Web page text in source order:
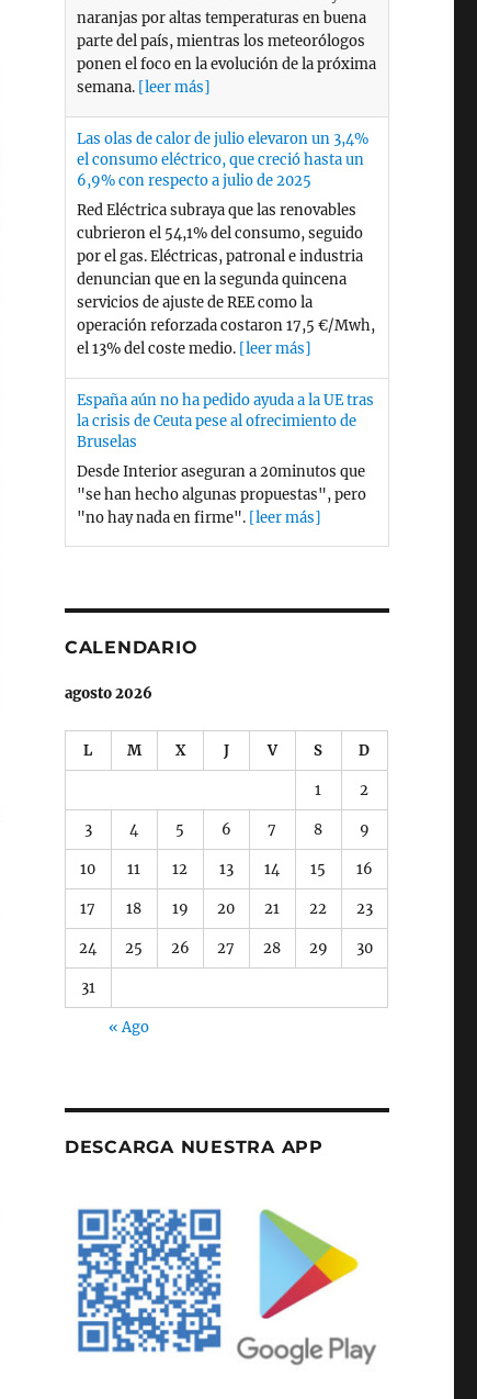
Red Eléctrica subraya que las renovables
cubrieron el 54,1% del consumo, seguido
por el gas. Eléctricas, patronal e industria
denuncian que en la segunda quincena
operación reforzada costaron 17,5 €/Mwh,
el 13% del coste medio.[leer más]
España aún no ha pedido ayuda a la UE tras
la crisis de Ceuta pese al ofrecimiento de
Bruselas
Desde Interior aseguran a 20minutos que
"se han hecho algunas propuestas", pero
"no hay nada en firme".[leer más]
Las llegadas irregulares de migrantes a
Ceuta suben un 164% respecto a 2025 sin
contar la entrada masiva del 30 de julio
También han aumentado las llegadas a
Baleares y la Península por vía marítima,
aunque disminuyen un 60% en Canarias.
[leer más]
CALENDARIO
agosto 2026
L M X J V S D
1 2
3 4 5 6 7 8 9
10 11 12 13 14 15 16
17 18 19 20 21 22 23
24 25 26 27 28 29 30
31
« Ago
DESCARGA NUESTRA APP